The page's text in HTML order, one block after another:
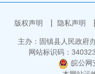
版权声明 隐私声明
主办：固镇县人民政府
网站标识码：
皖公网